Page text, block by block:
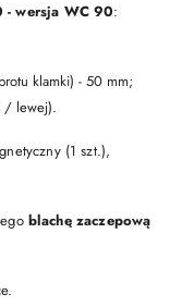
- wersja WC 90:
klamki) - 50 mm;
/ lewej).
(1 szt.),
blachę zaczepową